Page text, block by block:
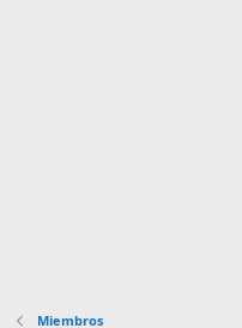
Miembros